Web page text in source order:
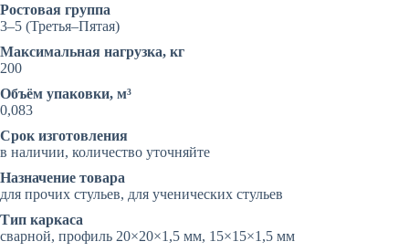
Ростовая группа
3–5 (Третья–Пятая)
Максимальная нагрузка, кг
200
Объём упаковки, м³
0,083
Срок изготовления
в наличии, количество уточняйте
Назначение товара
для прочих стульев, для ученических стульев
Тип каркаса
сварной, профиль 20×20×1,5 мм, 15×15×1,5 мм